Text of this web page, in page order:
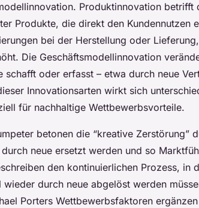
Produktinnovation betrifft
Produkte, die direkt den Kundennutzen
bei der Herstellung oder
Die Geschäftsmodellinnovation
schafft oder erfasst – etwa durch neue
Innovationsarten wirkt sich
für nachhaltige Wettbewerbsvorteile.
betonen die “kreative Zerstörung”
neue ersetzt werden und so
den kontinuierlichen Prozess, in
durch neue abgelöst werden
Porters Wettbewerbsfaktoren